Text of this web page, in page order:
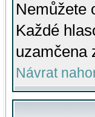
Nemůžete
Každé
uzamčena
Návrat